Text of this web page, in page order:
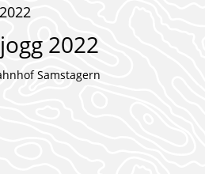
2022
Samstagern